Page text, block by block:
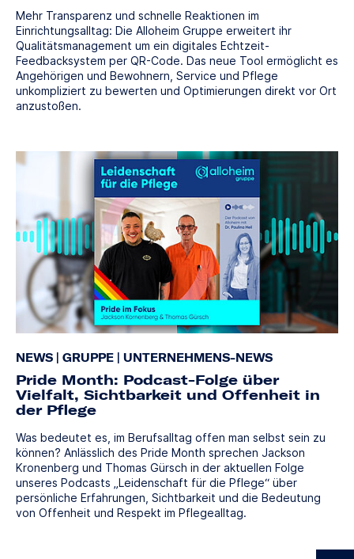
Mehr Transparenz und schnelle Reaktionen im
Einrichtungsalltag: Die Alloheim Gruppe erweitert ihr
Qualitätsmanagement um ein digitales Echtzeit-
Feedbacksystem per QR-Code. Das neue Tool ermöglicht es
Angehörigen und Bewohnern, Service und Pflege
unkompliziert zu bewerten und Optimierungen direkt vor Ort
anzustoßen.
NEWS GRUPPE UNTERNEHMENS-NEWS
Pride Month: Podcast-Folge über
Vielfalt, Sichtbarkeit und Offenheit in
der Pflege
Was bedeutet es, im Berufsalltag offen man selbst sein zu
können? Anlässlich des Pride Month sprechen Jackson
Kronenberg und Thomas Gürsch in der aktuellen Folge
unseres Podcasts „Leidenschaft für die Pflege“ über
persönliche Erfahrungen, Sichtbarkeit und die Bedeutung
von Offenheit und Respekt im Pflegealltag.